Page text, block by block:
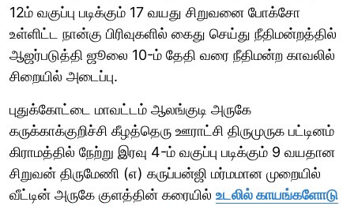
12ம் வகுப்பு படிக்கும் 17 வயது சிறுவனை போக்சோ
உள்ளிட்ட நான்கு பிரிவுகளில் கைது செய்து நீதிமன்றத்தில்
ஆஜர்படுத்தி ஜூலை 10-ம் தேதி வரை நீதிமன்ற காவலில்
சிறையில் அடைப்பு.
புதுக்கோட்டை மாவட்டம் ஆலங்குடி அருகே
கருக்காக்குறிச்சி கீழத்தெரு ஊராட்சி திருமுருக பட்டினம்
கிராமத்தில் நேற்று இரவு 4-ம் வகுப்பு படிக்கும் 9 வயதான
சிறுவன் திருமேணி (எ) கருப்பன்ஜி மர்மமான முறையில்
வீட்டின் அருகே குளத்தின் கரையில் உடலில் காயங்களோடு